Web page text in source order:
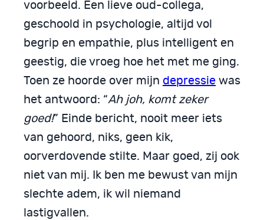
voorbeeld. Een lieve oud-collega,
geschoold in psychologie, altijd vol
begrip en empathie, plus intelligent en
geestig, die vroeg hoe het met me ging.
Toen ze hoorde over mijn depressie was
het antwoord: “Ah joh, komt zeker
goed!” Einde bericht, nooit meer iets
van gehoord, niks, geen kik,
oorverdovende stilte. Maar goed, zij ook
niet van mij. Ik ben me bewust van mijn
slechte adem, ik wil niemand
lastigvallen.